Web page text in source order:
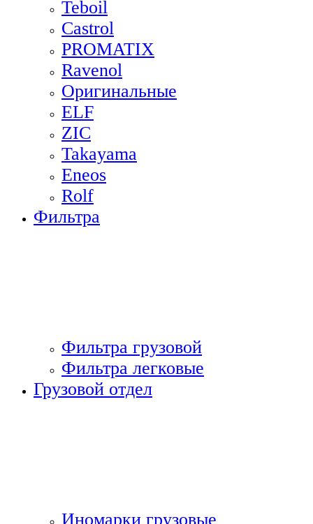
Teboil
Castrol
PROMATIX
Ravenol
Оригинальные
ELF
ZIC
Takayama
Eneos
Rolf
Фильтра
Фильтра грузовой
Фильтра легковые
Грузовой отдел
Иномарки грузовые